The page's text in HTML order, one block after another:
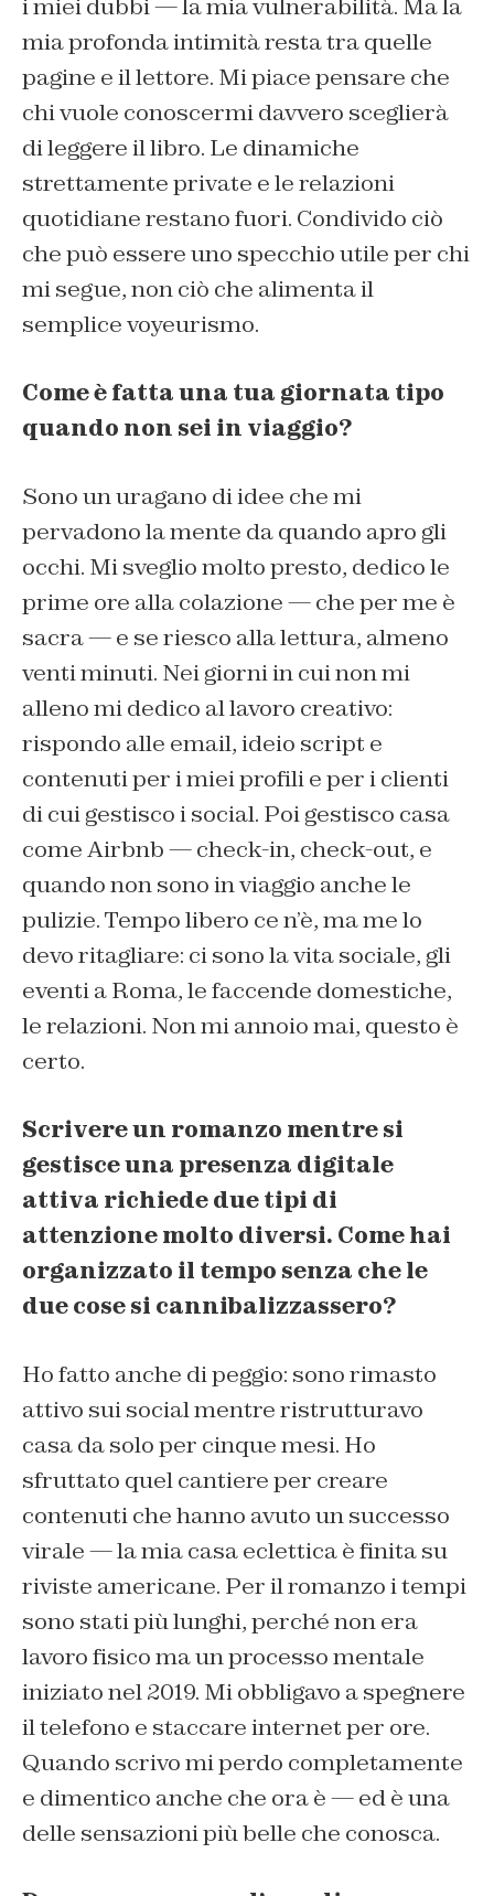
i miei dubbi — la mia vulnerabilità. Ma la
mia profonda intimità resta tra quelle
pagine e il lettore. Mi piace pensare che
chi vuole conoscermi davvero sceglierà
di leggere il libro. Le dinamiche
strettamente private e le relazioni
quotidiane restano fuori. Condivido ciò
che può essere uno specchio utile per chi
mi segue, non ciò che alimenta il
semplice voyeurismo.
Come è fatta una tua giornata tipo
quando non sei in viaggio?
Sono un uragano di idee che mi
pervadono la mente da quando apro gli
occhi. Mi sveglio molto presto, dedico le
prime ore alla colazione — che per me è
sacra — e se riesco alla lettura, almeno
venti minuti. Nei giorni in cui non mi
alleno mi dedico al lavoro creativo:
rispondo alle email, ideio script e
contenuti per i miei profili e per i clienti
di cui gestisco i social. Poi gestisco casa
come Airbnb — check-in, check-out, e
quando non sono in viaggio anche le
pulizie. Tempo libero ce n’è, ma me lo
devo ritagliare: ci sono la vita sociale, gli
eventi a Roma, le faccende domestiche,
le relazioni. Non mi annoio mai, questo è
certo.
Scrivere un romanzo mentre si
gestisce una presenza digitale
attiva richiede due tipi di
attenzione molto diversi. Come hai
organizzato il tempo senza che le
due cose si cannibalizzassero?
Ho fatto anche di peggio: sono rimasto
attivo sui social mentre ristrutturavo
casa da solo per cinque mesi. Ho
sfruttato quel cantiere per creare
contenuti che hanno avuto un successo
virale — la mia casa eclettica è finita su
riviste americane. Per il romanzo i tempi
sono stati più lunghi, perché non era
lavoro fisico ma un processo mentale
iniziato nel 2019. Mi obbligavo a spegnere
il telefono e staccare internet per ore.
Quando scrivo mi perdo completamente
e dimentico anche che ora è — ed è una
delle sensazioni più belle che conosca.